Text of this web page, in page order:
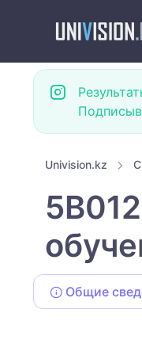
Univision.kz
Общие